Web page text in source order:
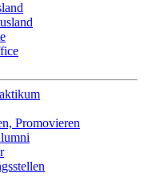
Promovieren